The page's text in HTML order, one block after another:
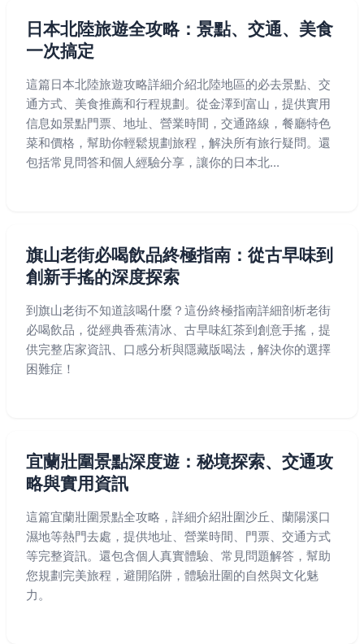
日本北陸旅遊全攻略：景點、交通、美食
一次搞定
這篇日本北陸旅遊攻略詳細介紹北陸地區的必去景點、交
通方式、美食推薦和行程規劃。從金澤到富山，提供實用
信息如景點門票、地址、營業時間，交通路線，餐廳特色
菜和價格，幫助你輕鬆規劃旅程，解決所有旅行疑問。還
包括常見問答和個人經驗分享，讓你的日本北...
旗山老街必喝飲品終極指南：從古早味到
創新手搖的深度探索
到旗山老街不知道該喝什麼？這份終極指南詳細剖析老街
必喝飲品，從經典香蕉清冰、古早味紅茶到創意手搖，提
供完整店家資訊、口感分析與隱藏版喝法，解決你的選擇
困難症！
宜蘭壯圍景點深度遊：秘境探索、交通攻
略與實用資訊
這篇宜蘭壯圍景點全攻略，詳細介紹壯圍沙丘、蘭陽溪口
濕地等熱門去處，提供地址、營業時間、門票、交通方式
等完整資訊。還包含個人真實體驗、常見問題解答，幫助
您規劃完美旅程，避開陷阱，體驗壯圍的自然與文化魅
力。